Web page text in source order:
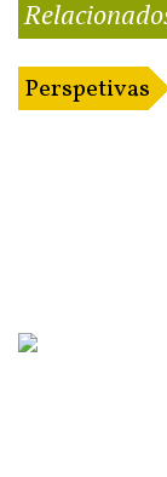
Perspetivas